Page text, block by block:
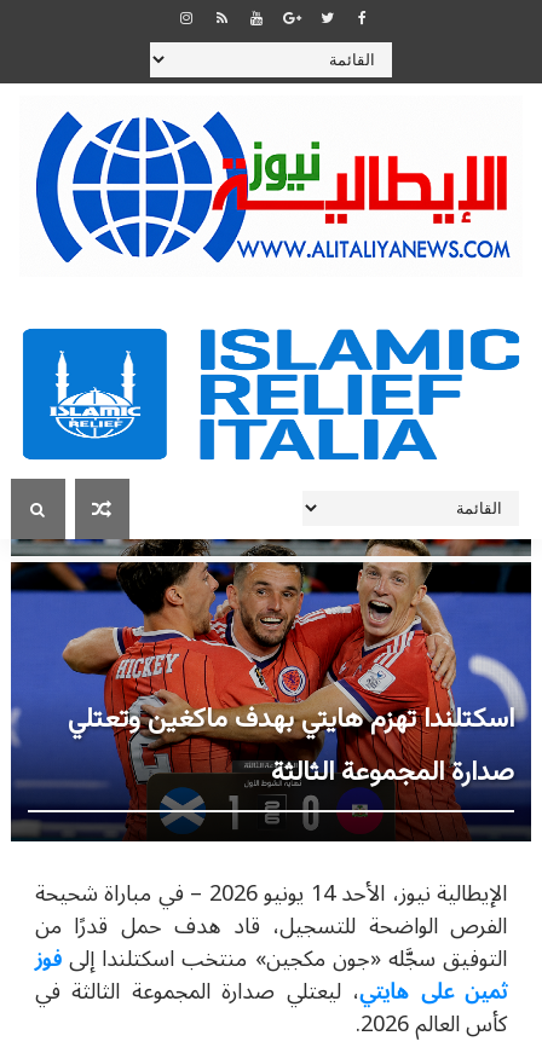
اسكتلندا تهزم هايتي بهدف ماكغين وتعتلي
صدارة المجموعة الثالثة
الإيطالية نيوز، الأحد 14 يونيو 2026 – في مباراة شحيحة
الفرص الواضحة للتسجيل، قاد هدف حمل قدرًا من
التوفيق سجَّله «جون مكجين» منتخب اسكتلندا إلىفوز
ثمين على هايتي، ليعتلي صدارة المجموعة الثالثة في
كأس العالم 2026.